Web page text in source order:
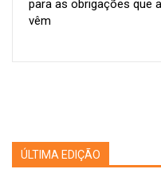
interpretá-los corretamente
instrumentos e referenciais
organização fazer cada
para as obrigações que
vêm
ÚLTIMA EDIÇÃO